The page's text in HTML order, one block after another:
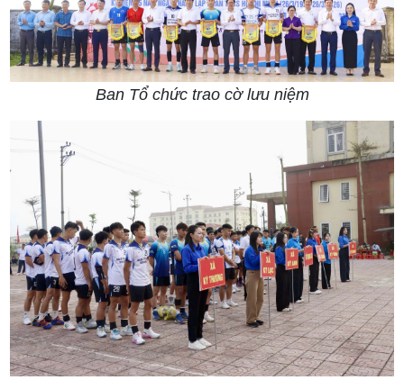
Ban Tổ chức trao cờ lưu niệm